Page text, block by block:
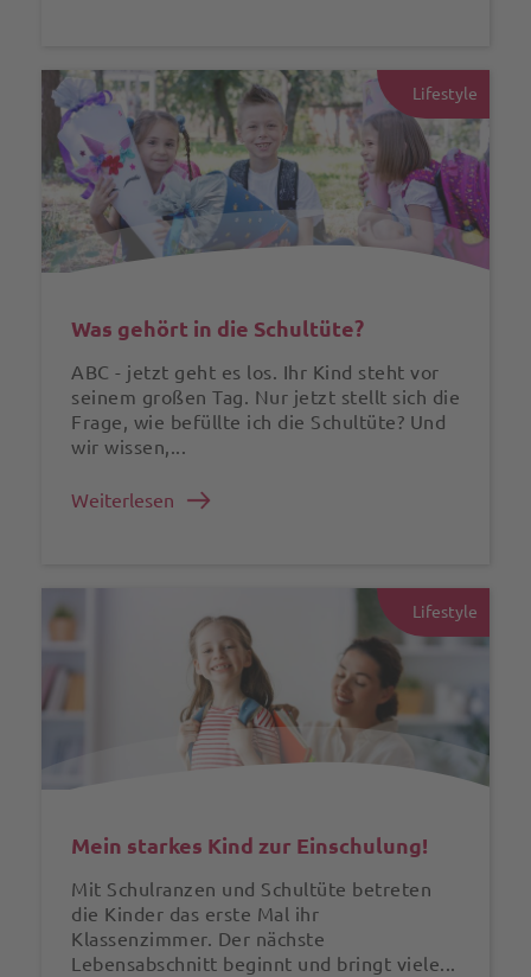
Lifestyle
Was gehört in die Schultüte?
ABC - jetzt geht es los. Ihr Kind steht vor
seinem großen Tag. Nur jetzt stellt sich die
Frage, wie befüllte ich die Schultüte? Und
wir wissen,...
Weiterlesen
Lifestyle
Mein starkes Kind zur Einschulung!
Mit Schulranzen und Schultüte betreten
die Kinder das erste Mal ihr
Klassenzimmer. Der nächste
Lebensabschnitt beginnt und bringt viele...